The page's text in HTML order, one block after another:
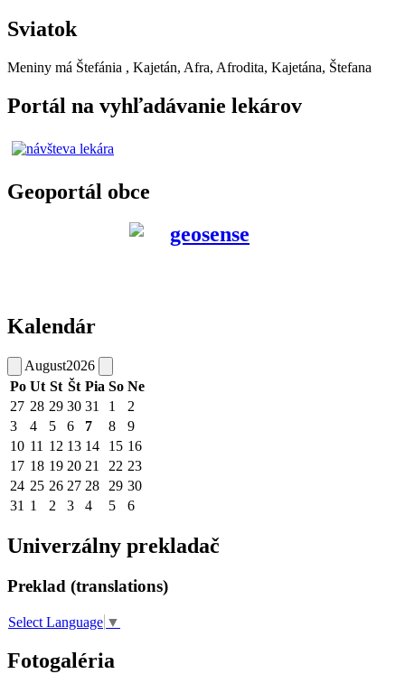
Sviatok
Meniny má Štefánia , Kajetán, Afra, Afrodita, Kajetána, Štefana
Portál na vyhľadávanie lekárov
Geoportál obce
Kalendár
August2026
Po Ut St Št Pia So Ne
27 28 29 30 31 1
2
3
4 5 6 7 8
9
10 11 12 13 14 15 16
17 18 19 20 21 22 23
24 25 26 27 28 29 30
31 1 2 3 4 5 6
Univerzálny prekladač
Preklad (translations)
Select Language ▼
Fotogaléria